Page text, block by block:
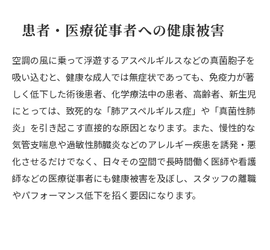
患者・医療従事者への健康被害
空調の風に乗って浮遊するアスペルギルスなどの真菌胞子を
吸い込むと、健康な成人では無症状であっても、免疫力が著
しく低下した術後患者、化学療法中の患者、高齢者、新生児
にとっては、致死的な「肺アスペルギルス症」や「真菌性肺
炎」を引き起こす直接的な原因となります。また、慢性的な
気管支喘息や過敏性肺臓炎などのアレルギー疾患を誘発・悪
化させるだけでなく、日々その空間で長時間働く医師や看護
師などの医療従事者にも健康被害を及ぼし、スタッフの離職
やパフォーマンス低下を招く要因になります。